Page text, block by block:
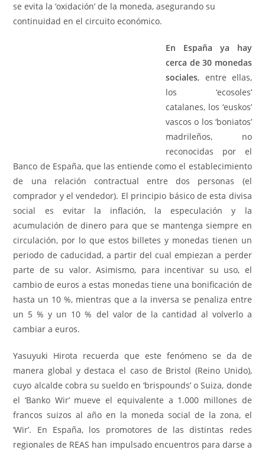
se evita la ‘oxidación’ de la moneda, asegurando su
continuidad en el circuito económico.
En España ya hay
cerca de 30 monedas
sociales, entre ellas,
los ‘ecosoles’
catalanes, los ‘euskos’
vascos o los ‘boniatos’
madrileños, no
reconocidas por el
Banco de España, que las entiende como el establecimiento
de una relación contractual entre dos personas (el
comprador y el vendedor). El principio básico de esta divisa
social es evitar la inflación, la especulación y la
acumulación de dinero para que se mantenga siempre en
circulación, por lo que estos billetes y monedas tienen un
periodo de caducidad, a partir del cual empiezan a perder
parte de su valor. Asimismo, para incentivar su uso, el
cambio de euros a estas monedas tiene una bonificación de
hasta un 10 %, mientras que a la inversa se penaliza entre
un 5 % y un 10 % del valor de la cantidad al volverlo a
cambiar a euros.
Yasuyuki Hirota recuerda que este fenómeno se da de
manera global y destaca el caso de Bristol (Reino Unido),
cuyo alcalde cobra su sueldo en ‘brispounds’ o Suiza, donde
el ‘Banko Wir’ mueve el equivalente a 1.000 millones de
francos suizos al año en la moneda social de la zona, el
‘Wir’. En España, los promotores de las distintas redes
regionales de REAS han impulsado encuentros para darse a